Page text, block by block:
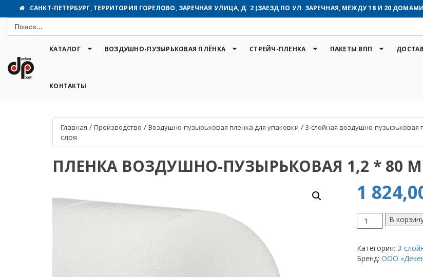
САНКТ-ПЕТЕРБУРГ, ТЕРРИТОРИЯ ГОРЕЛОВО, ЗАРЕЧНАЯ УЛИЦА, Д. 2 (ЗАЕЗД ПО УЛ. ЗАРЕЧНАЯ, МЕЖДУ 18 И 20
Search
for:
КАТАЛОГ ВОЗДУШНО-ПУЗЫРЬКОВАЯ ПЛЁНКА СТРЕЙЧ-ПЛЕНКА ПАКЕТЫ ВПП
КОНТАКТЫ
Главная / Производство / Воздушно-пузырьковая пленка для упаковки / 3-слойная воздушно-пузырьковая
слоя
ПЛЕНКА ВОЗДУШНО-ПУЗЫРЬКОВАЯ 1,2 * 80 М
1
Количество
товара
воздушно-
пузырьковая
В
Категория: 3-
Бренд: OOO